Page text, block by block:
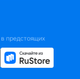
предстоящих